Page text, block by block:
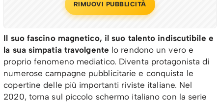
RIMUOVI PUBBLICITÀ
Il suo fascino magnetico, il suo talento indiscutibile e
la sua simpatia travolgente lo rendono un vero e
proprio fenomeno mediatico. Diventa protagonista di
numerose campagne pubblicitarie e conquista le
copertine delle più importanti riviste italiane. Nel
2020, torna sul piccolo schermo italiano con la serie